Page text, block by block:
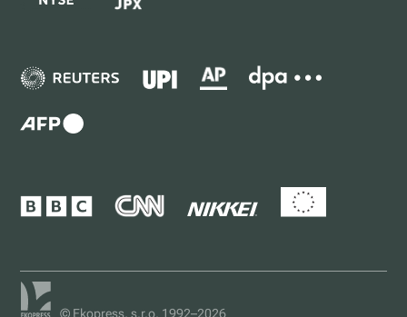
© Ekopress, s.r.o. 1992–2026